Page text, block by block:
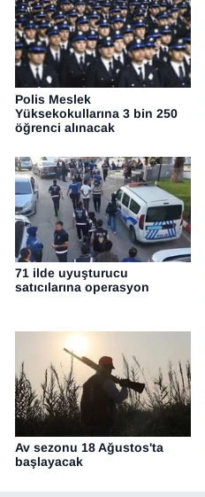
Polis Meslek
Yüksekokullarına 3 bin 250
öğrenci alınacak
71 ilde uyuşturucu
satıcılarına operasyon
Av sezonu 18 Ağustos'ta
başlayacak